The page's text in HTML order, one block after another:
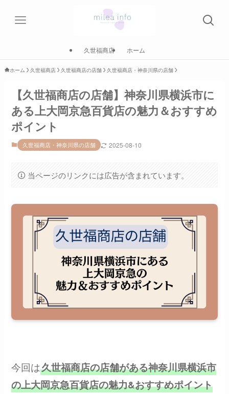
久世福商店 ホーム
ホーム 久世福商店 久世福商店の店舗 久世福商店・神奈川県の店舗
【久世福商店の店舗】神奈川県横浜市に
ある上大岡京急百貨店の魅力＆おすすめ
ポイント
久世福商店・神奈川県の店舗 2025-08-10
当ページのリンクには広告が含まれています。
今回は久世福商店の店舗がある神奈川県横浜市
の上大岡京急百貨店の魅力&おすすめポイント